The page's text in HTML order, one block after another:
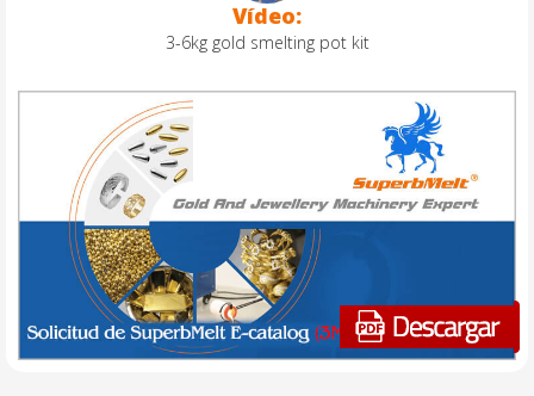
Vídeo:
3-6kg gold smelting pot kit